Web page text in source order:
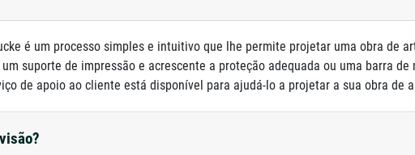
é um processo simples e intuitivo que lhe permite projetar uma obra de
suporte de impressão e acrescente a proteção adequada ou uma barra
de apoio ao cliente está disponível para ajudá-lo a projetar a sua obra de